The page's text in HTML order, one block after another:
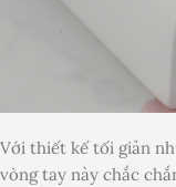
Với thiết kế tối giản
vòng tay này chắc